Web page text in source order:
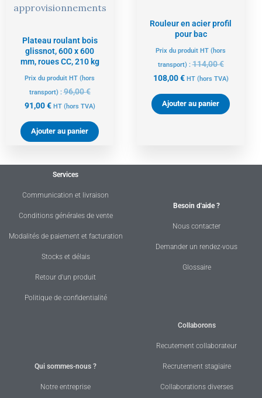
approvisionnements
Plateau roulant bois
glissnot, 600 x 600
mm, roues CC, 210 kg
Prix du produit HT (hors
transport) :96,00€
91,00€ HT (hors TVA)
Ajouter au panier
Rouleur en acier profil
pour bac
Prix du produit HT (hors
transport) :114,00€
108,00€ HT (hors TVA)
Ajouter au panier
Services
Communication et livraison
Conditions générales de vente
Modalités de paiement et facturation
Stocks et délais
Retour d'un produit
Politique de confidentialité
Besoin d'aide ?
Nous contacter
Demander un rendez-vous
Glossaire
Qui sommes-nous ?
Notre entreprise
Collaborons
Recutement collaborateur
Recrutement stagiaire
Collaborations diverses